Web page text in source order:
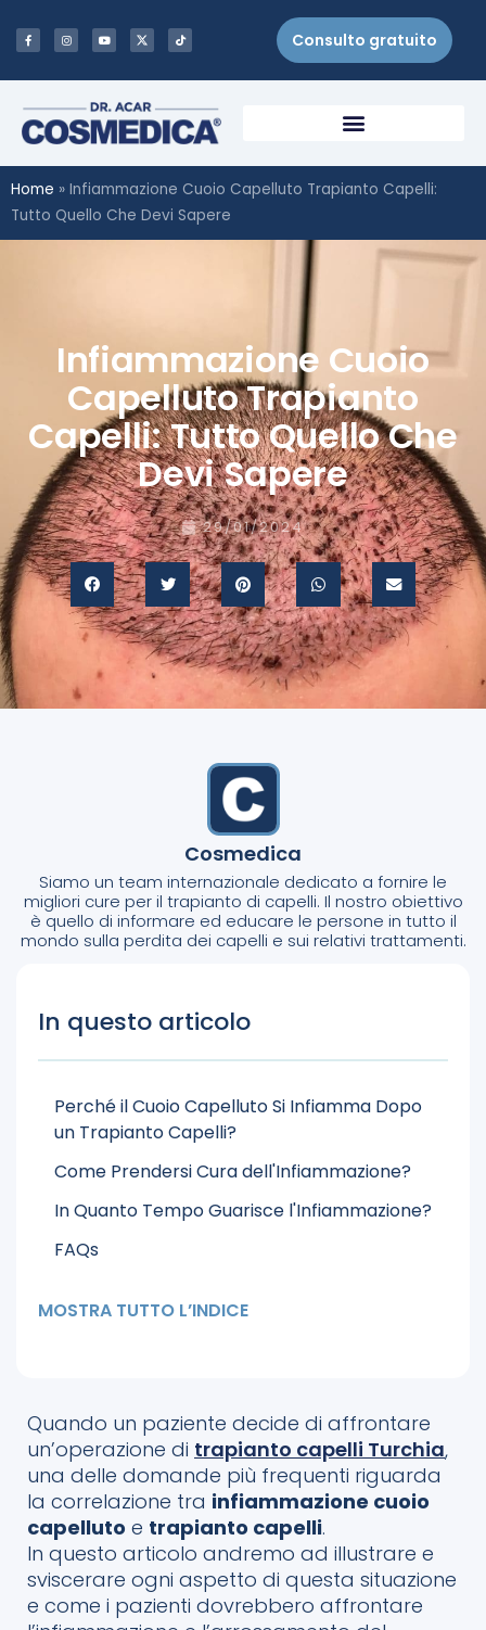
Consulto gratuito
Home » Infiammazione Cuoio Capelluto Trapianto Capelli:
Tutto Quello Che Devi Sapere
Infiammazione Cuoio
Capelluto Trapianto
Capelli: Tutto Quello Che
Devi Sapere
29/01/2024
Cosmedica
Siamo un team internazionale dedicato a fornire le
migliori cure per il trapianto di capelli. Il nostro obiettivo
è quello di informare ed educare le persone in tutto il
mondo sulla perdita dei capelli e sui relativi trattamenti.
In questo articolo
Perché il Cuoio Capelluto Si Infiamma Dopo
un Trapianto Capelli?
Come Prendersi Cura dell'Infiammazione?
In Quanto Tempo Guarisce l'Infiammazione?
FAQs
MOSTRA TUTTO L’INDICE
Quando un paziente decide di affrontare
un’operazione di trapianto capelli Turchia,
una delle domande più frequenti riguarda
la correlazione tra infiammazione cuoio
capelluto e trapianto capelli.
In questo articolo andremo ad illustrare e
sviscerare ogni aspetto di questa situazione
e come i pazienti dovrebbero affrontare